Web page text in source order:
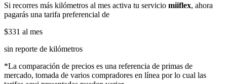
Si recorres más kilómetros al mes activa tu servicio miiflex, ahora
pagarás una tarifa preferencial de
$331 al mes
sin reporte de kilómetros
*La comparación de precios es una referencia de primas de
mercado, tomada de varios compradores en línea por lo cual las